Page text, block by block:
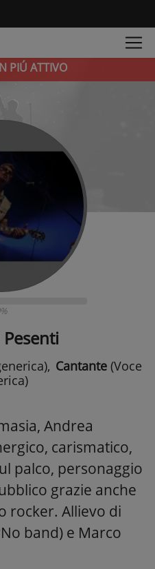
PIÚ ATTIVO
, Cantante (Voce
Andrea
carismatico,
palco, personaggio
grazie anche
rocker. Allievo di
band) e Marco